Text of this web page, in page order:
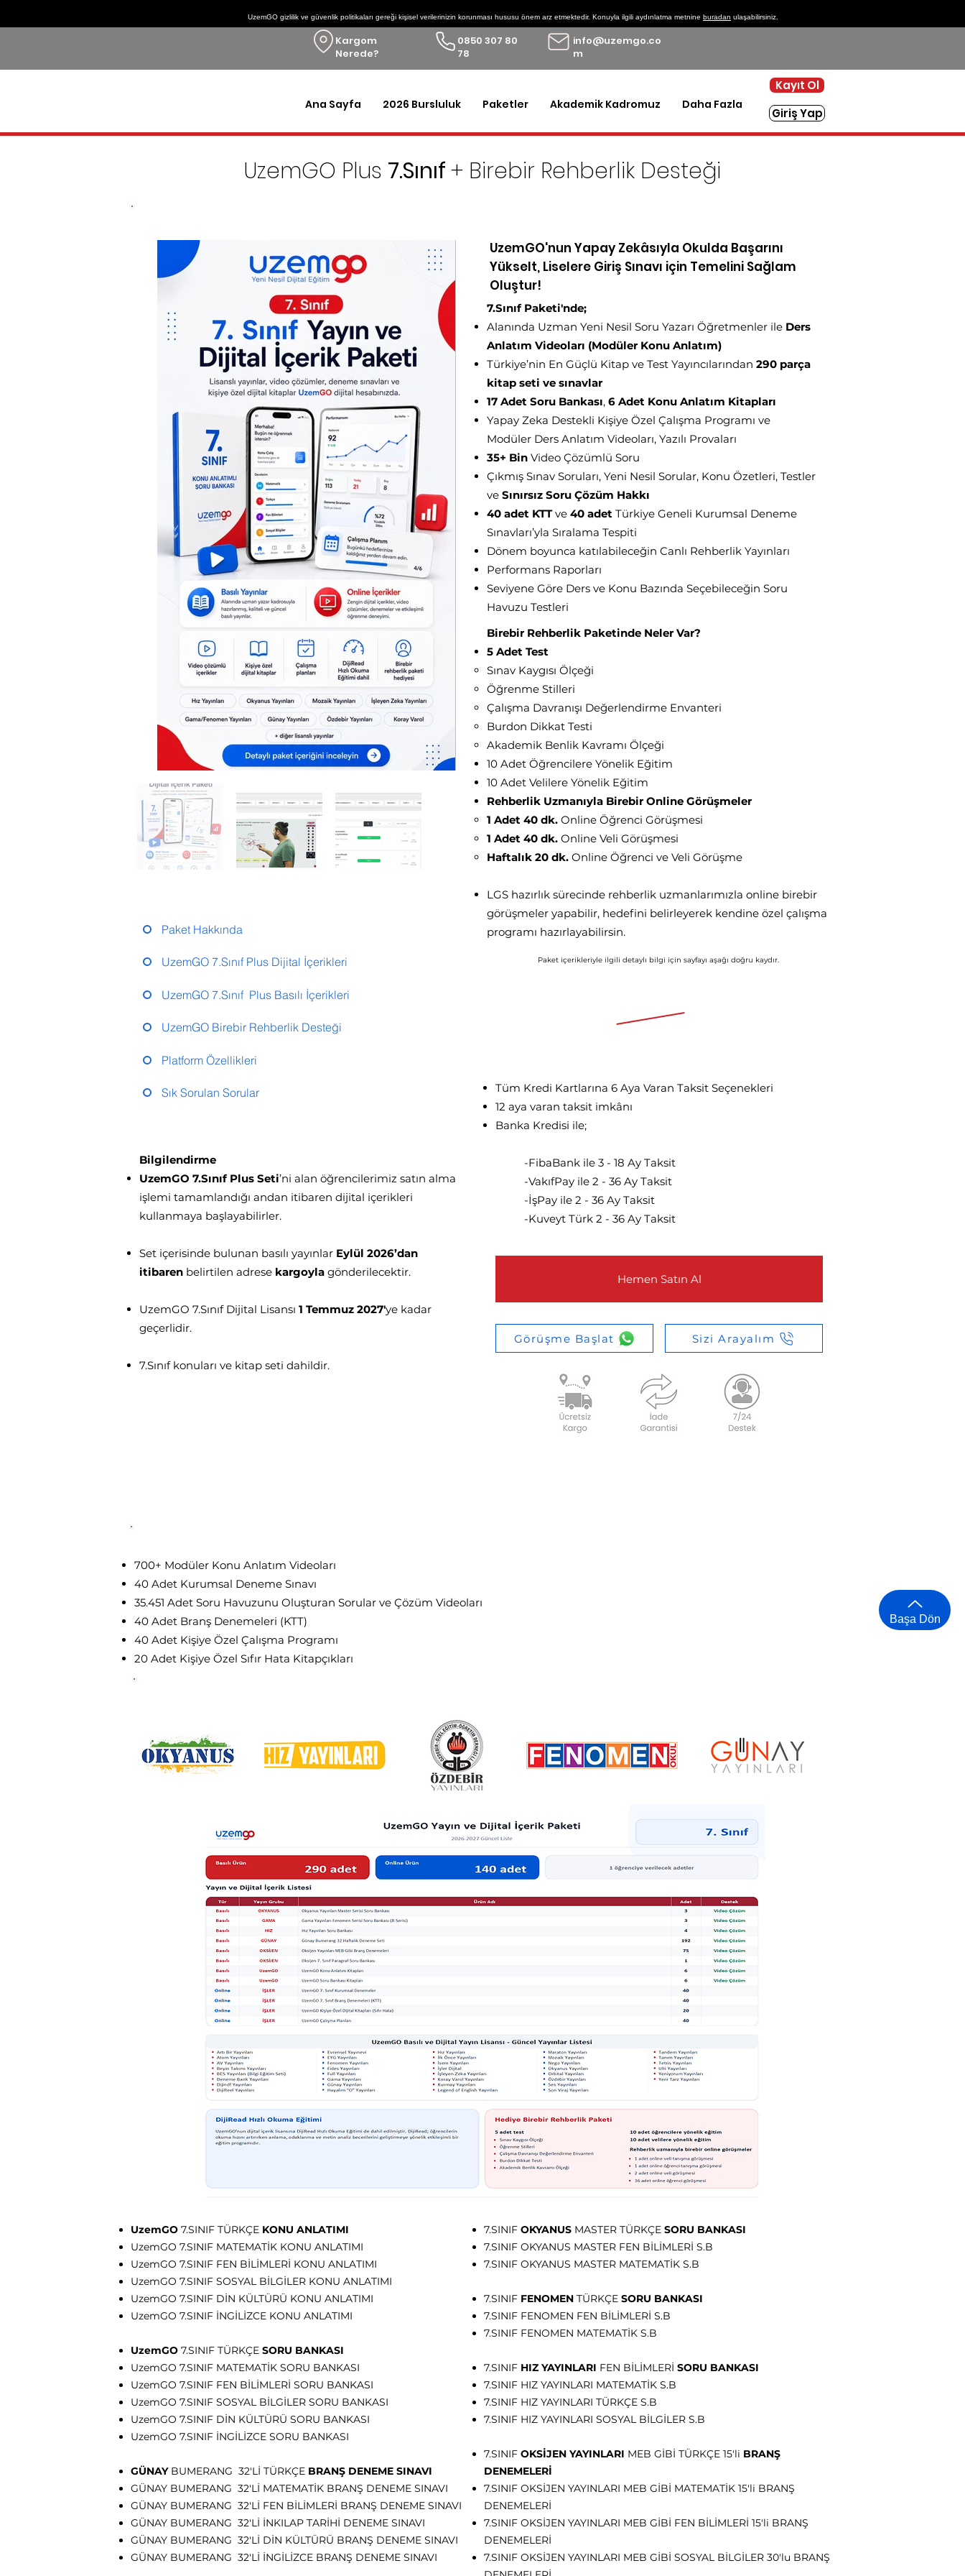
UzemGO gizlilik ve güvenlik politikaları gereği kişisel verilerinizin korunması hususu önem arz etmektedir. Konuyla ilgili aydınlatma metnine buradan ulaşabilirsiniz.
Kargom
Nerede?
0850 307 80
78
info@uzemgo.co
m
Kayıt Ol
Ana Sayfa 2026 Bursluluk Paketler Akademik Kadromuz Daha Fazla
Giriş Yap
Başa Dön
UzemGO Plus 7.Sınıf+ Birebir Rehberlik Desteği
Paket Hakkında
UzemGO 7.Sınıf Plus Dijital İçerikleri
UzemGO 7.Sınıf Plus Basılı İçerikleri
UzemGO Birebir Rehberlik Desteği
Platform Özellikleri
Sık Sorulan Sorular
Bilgilendirme
UzemGO 7.Sınıf Plus Seti’ni alan öğrencilerimiz satın alma
işlemi tamamlandığı andan itibaren dijital içerikleri
kullanmaya başlayabilirler.
Set içerisinde bulunan basılı yayınlar Eylül 2026’dan
itibaren belirtilen adrese kargoyla gönderilecektir.
UzemGO 7.Sınıf Dijital Lisansı 1 Temmuz 2027'ye kadar
geçerlidir.
7.Sınıf konuları ve kitap seti dahildir.
UzemGO'nun Yapay Zekâsıyla Okulda Başarını
Yükselt, Liselere Giriş Sınavı için Temelini Sağlam
Oluştur!
7.Sınıf Paketi'nde;
Alanında Uzman Yeni Nesil Soru Yazarı Öğretmenler ile Ders
Anlatım Videoları (Modüler Konu Anlatım)
Türkiye’nin En Güçlü Kitap ve Test Yayıncılarından 290 parça
kitap seti ve sınavlar
17 Adet Soru Bankası, 6 Adet Konu Anlatım Kitapları
Yapay Zeka Destekli Kişiye Özel Çalışma Programı ve
Modüler Ders Anlatım Videoları, Yazılı Provaları
35+ Bin Video Çözümlü Soru
Çıkmış Sınav Soruları, Yeni Nesil Sorular, Konu Özetleri, Testler
ve Sınırsız Soru Çözüm Hakkı
40 adet KTTve 40 adet Türkiye Geneli Kurumsal Deneme
Sınavları’yla Sıralama Tespiti
Dönem boyunca katılabileceğin Canlı Rehberlik Yayınları
Performans Raporları
Seviyene Göre Ders ve Konu Bazında Seçebileceğin Soru
Havuzu Testleri
Birebir Rehberlik Paketinde Neler Var?
5 Adet Test
Sınav Kaygısı Ölçeği
Öğrenme Stilleri
Çalışma Davranışı Değerlendirme Envanteri
Burdon Dikkat Testi
Akademik Benlik Kavramı Ölçeği
10 Adet Öğrencilere Yönelik Eğitim
10 Adet Velilere Yönelik Eğitim
Rehberlik Uzmanıyla Birebir Online Görüşmeler
1 Adet 40 dk. Online Öğrenci Görüşmesi
1 Adet 40 dk. Online Veli Görüşmesi
Haftalık 20 dk. Online Öğrenci ve Veli Görüşme
LGS hazırlık sürecinde rehberlik uzmanlarımızla online birebir
görüşmeler yapabilir, hedefini belirleyerek kendine özel çalışma
programı hazırlayabilirsin.
Paket içerikleriyle ilgili detaylı bilgi için sayfayı aşağı doğru kaydır.
167.980 TL
Tüm Kredi Kartlarına 6 Aya Varan Taksit Seçenekleri
12 aya varan taksit imkânı​
Banka Kredisi ile;
-FibaBank ile 3 - 18 Ay Taksit
-VakıfPay ile 2 - 36 Ay Taksit
-İşPay ile 2 - 36 Ay Taksit
-Kuveyt Türk 2 - 36 Ay Taksit
Hemen Satın Al
Görüşme Başlat Sizi Arayalım
700+ Modüler Konu Anlatım Videoları
40 Adet Kurumsal Deneme Sınavı
35.451 Adet Soru Havuzunu Oluşturan Sorular ve Çözüm Videoları
40 Adet Branş Denemeleri (KTT)
40 Adet Kişiye Özel Çalışma Programı
20 Adet Kişiye Özel Sıfır Hata Kitapçıkları
UzemGO 7.SINIF TÜRKÇE KONU ANLATIMI
UzemGO 7.SINIF MATEMATİK KONU ANLATIMI
UzemGO 7.SINIF FEN BİLİMLERİ KONU ANLATIMI
UzemGO 7.SINIF SOSYAL BİLGİLER KONU ANLATIMI
UzemGO 7.SINIF DİN KÜLTÜRÜ KONU ANLATIMI
UzemGO 7.SINIF İNGİLİZCE KONU ANLATIMI
UzemGO 7.SINIF TÜRKÇE SORU BANKASI
UzemGO 7.SINIF MATEMATİK SORU BANKASI
UzemGO 7.SINIF FEN BİLİMLERİ SORU BANKASI
UzemGO 7.SINIF SOSYAL BİLGİLER SORU BANKASI
UzemGO 7.SINIF DİN KÜLTÜRÜ SORU BANKASI
UzemGO 7.SINIF İNGİLİZCE SORU BANKASI
GÜNAY BUMERANG 32'Lİ TÜRKÇE BRANŞ DENEME SINAVI
GÜNAY BUMERANG 32'Lİ MATEMATİK BRANŞ DENEME SINAVI
GÜNAY BUMERANG 32'Lİ FEN BİLİMLERİ BRANŞ DENEME SINAVI
GÜNAY BUMERANG 32'Lİ İNKILAP TARİHİ DENEME SINAVI
GÜNAY BUMERANG 32'Lİ DİN KÜLTÜRÜ BRANŞ DENEME SINAVI
GÜNAY BUMERANG 32'Lİ İNGİLİZCE BRANŞ DENEME SINAVI
7.SINIF OKYANUS MASTER TÜRKÇE SORU BANKASI
7.SINIF OKYANUS MASTER FEN BİLİMLERİ S.B
7.SINIF OKYANUS MASTER MATEMATİK S.B
7.SINIF FENOMEN TÜRKÇE SORU BANKASI
7.SINIF FENOMEN FEN BİLİMLERİ S.B
7.SINIF FENOMEN MATEMATİK S.B
7.SINIF HIZ YAYINLARI FEN BİLİMLERİ SORU BANKASI
7.SINIF HIZ YAYINLARI MATEMATİK S.B
7.SINIF HIZ YAYINLARI TÜRKÇE S.B
7.SINIF HIZ YAYINLARI SOSYAL BİLGİLER S.B
7.SINIF OKSİJEN YAYINLARI MEB GİBİ TÜRKÇE 15'li BRANŞ
DENEMELERİ
7.SINIF OKSİJEN YAYINLARI MEB GİBİ MATEMATİK 15'li BRANŞ
DENEMELERİ
7.SINIF OKSİJEN YAYINLARI MEB GİBİ FEN BİLİMLERİ 15'li BRANŞ
DENEMELERİ
7.SINIF OKSİJEN YAYINLARI MEB GİBİ SOSYAL BİLGİLER 30'lu BRANŞ